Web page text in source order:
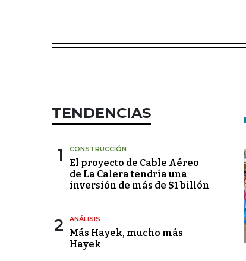
TENDENCIAS
1 CONSTRUCCIÓN
El proyecto de Cable Aéreo
de La Calera tendría una
inversión de más de $1 billón
2 ANÁLISIS
Más Hayek, mucho más
Hayek